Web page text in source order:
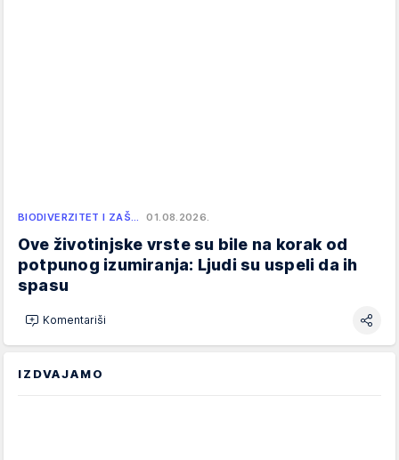
BIODIVERZITET I ZAŠ… 01.08.2026.
Ove životinjske vrste su bile na korak od
potpunog izumiranja: Ljudi su uspeli da ih
spasu
Komentariši
IZDVAJAMO